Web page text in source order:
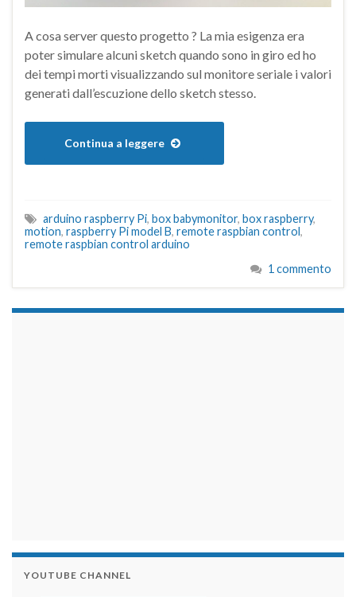
A cosa server questo progetto ? La mia esigenza era
poter simulare alcuni sketch quando sono in giro ed ho
dei tempi morti visualizzando sul monitore seriale i valori
generati dall’escuzione dello sketch stesso.
Continua a leggere
arduino raspberry Pi, box babymonitor, box raspberry,
motion, raspberry Pi model B, remote raspbian control,
remote raspbian control arduino
1 commento
YOUTUBE CHANNEL